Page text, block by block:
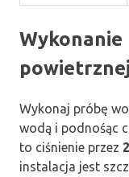
Wykonaj próbę
wodą i podnośąc
to ciśnienie przez
instalacja jest